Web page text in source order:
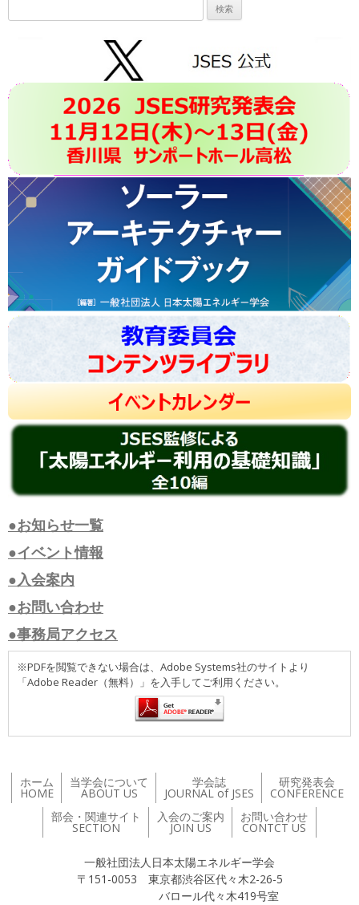
索:
●お知らせ一覧
●イベント情報
●入会案内
●お問い合わせ
●事務局アクセス
※PDFを閲覧できない場合は、Adobe Systems社のサイトより
「Adobe Reader（無料）」を入手してご利用ください。
ホーム
HOME
当学会について
ABOUT US
学会誌
JOURNAL of JSES
研究発表会
CONFERENCE
部会・関連サイト
SECTION
入会のご案内
JOIN US
お問い合わせ
CONTCT US
一般社団法人日本太陽エネルギー学会
〒151-0053 東京都渋谷区代々木2-26-5
バロール代々木419号室